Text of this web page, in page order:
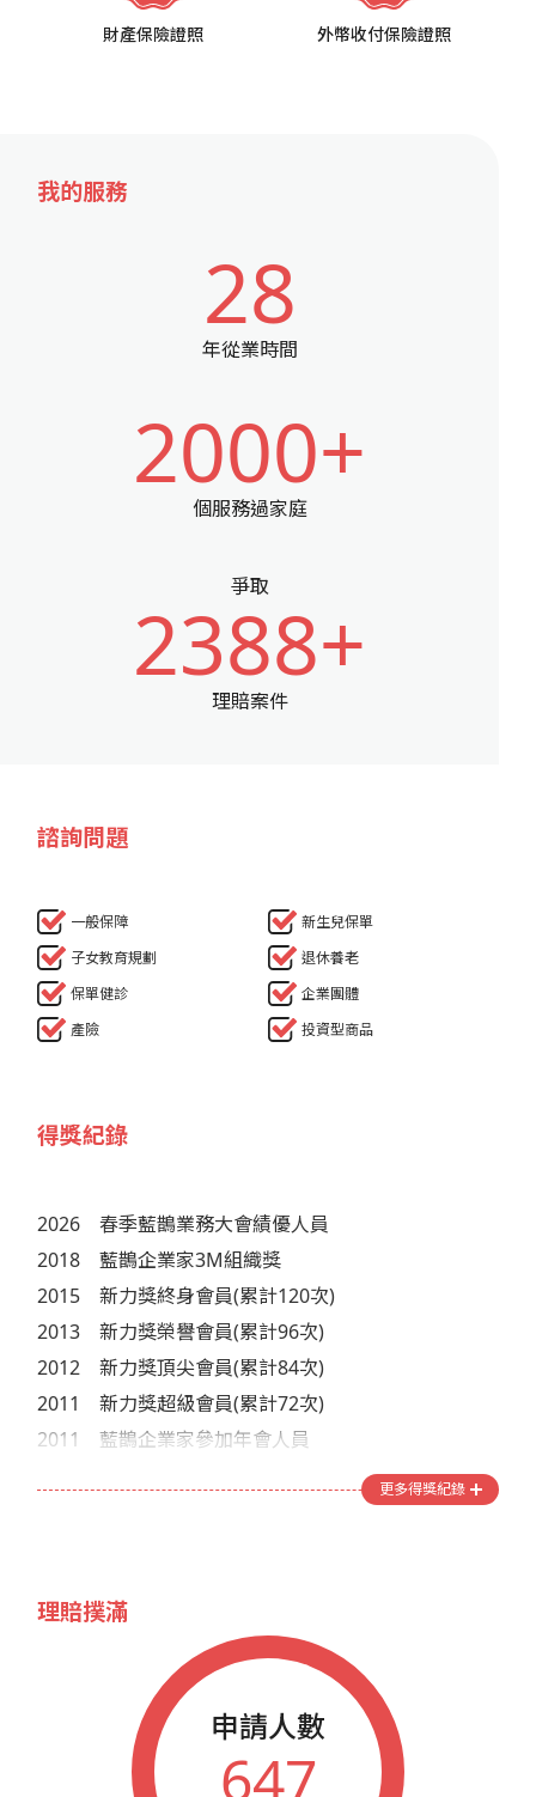
財產保險證照 外幣收付保險證照
我的服務
28
年從業時間
2000+
個服務過家庭
爭取
2388+
理賠案件
諮詢問題
一般保障
新生兒保單
子女教育規劃
退休養老
保單健診
企業團體
產險
投資型商品
得獎紀錄
2026
春季藍鵲業務大會績優人員
2018
藍鵲企業家3M組織獎
2015
新力獎終身會員(累計120次)
2013
新力獎榮譽會員(累計96次)
2012
新力獎頂尖會員(累計84次)
2011
新力獎超級會員(累計72次)
2011
藍鵲企業家參加年會人員
2009
新力獎觀察會員(累計48次)
藍鵲企業家參加年會人員
藍鵲企業家參加年會人員
藍鵲企業家參加年會人員
藍鵲企業家榮譽會員
更多得獎紀錄
理賠撲滿
申請人數
647